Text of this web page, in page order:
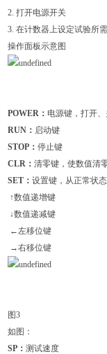
2. 打开电源开关
3. 在计数器上设定试验所
操作面板示意图
POWER： 电源键，打开
RUN： 启动键
STOP： 停止键
CLR： 清零键，使数值清
SET： 设置键，从正常状
↑数值递增键
↓数值递减键
←左移位键
→右移位键
图3
如图：
SP： 测试速度